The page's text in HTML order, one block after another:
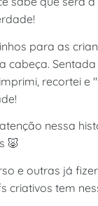
para as
cabeça.
recortei
nessa
🐷
e outras já
criativos tem